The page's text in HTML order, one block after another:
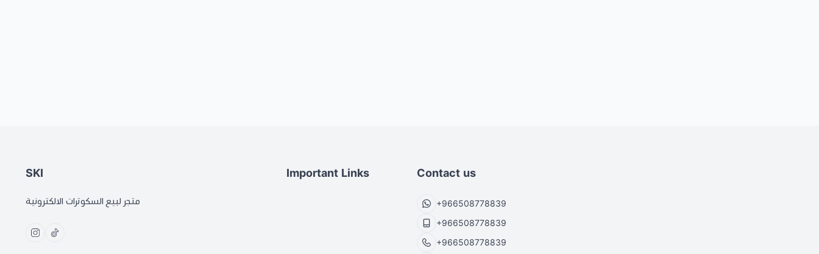
SKI
متجر لبيع السكوترات الالكترونية
Important Links Contact us
+966508778839
+966508778839
+966508778839